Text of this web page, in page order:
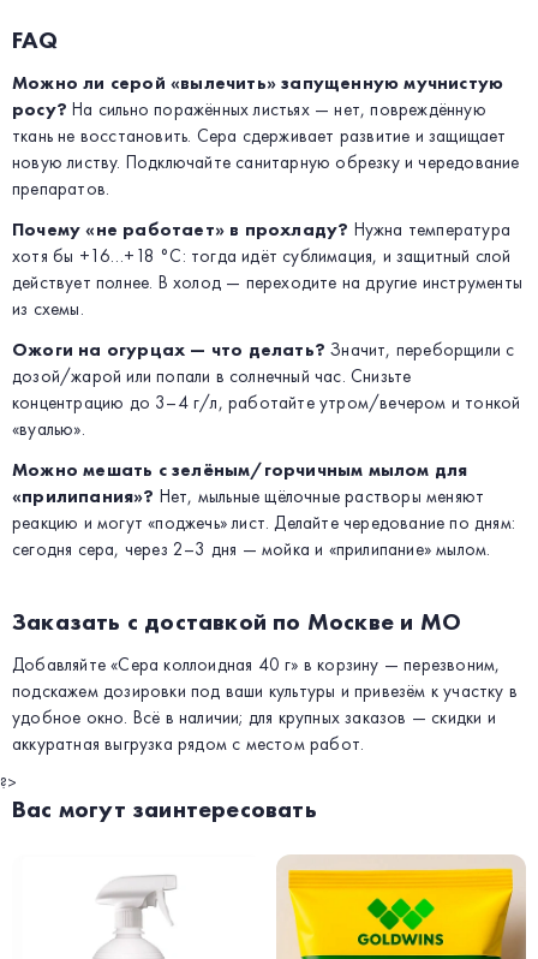
FAQ
Можно ли серой «вылечить» запущенную мучнистую
росу? На сильно поражённых листьях — нет, повреждённую
ткань не восстановить. Сера сдерживает развитие и защищает
новую листву. Подключайте санитарную обрезку и чередование
препаратов.
Почему «не работает» в прохладу? Нужна температура
хотя бы +16…+18 °C: тогда идёт сублимация, и защитный слой
действует полнее. В холод — переходите на другие инструменты
из схемы.
Ожоги на огурцах — что делать? Значит, переборщили с
дозой/жарой или попали в солнечный час. Снизьте
концентрацию до 3–4 г/л, работайте утром/вечером и тонкой
«вуалью».
Можно мешать с зелёным/горчичным мылом для
«прилипания»? Нет, мыльные щёлочные растворы меняют
реакцию и могут «поджечь» лист. Делайте чередование по дням:
сегодня сера, через 2–3 дня — мойка и «прилипание» мылом.
Заказать с доставкой по Москве и МО
Добавляйте «Сера коллоидная 40 г» в корзину — перезвоним,
подскажем дозировки под ваши культуры и привезём к участку в
удобное окно. Всё в наличии; для крупных заказов — скидки и
аккуратная выгрузка рядом с местом работ.
?>
Вас могут заинтересовать